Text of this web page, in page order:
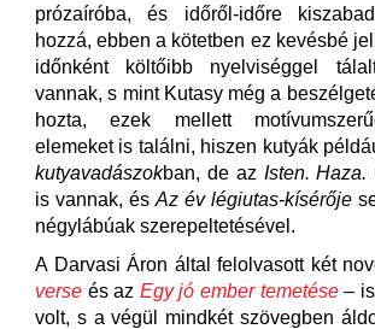
prózaíróba, és időről-időre
hozzá, ebben a kötetben ez kevésbé
időnként költőibb nyelviséggel
vannak, s mint Kutasy még a
hozta, ezek mellett
elemeket is találni, hiszen kutyák
kutyavadászokban, de az Isten. Haza.
is vannak, és Az év légiutas-kísérője
négylábúak szerepeltetésével.
A Darvasi Áron által felolvasott két
verse és az Egy jó ember temetése– is
volt, s a végül mindkét szövegben